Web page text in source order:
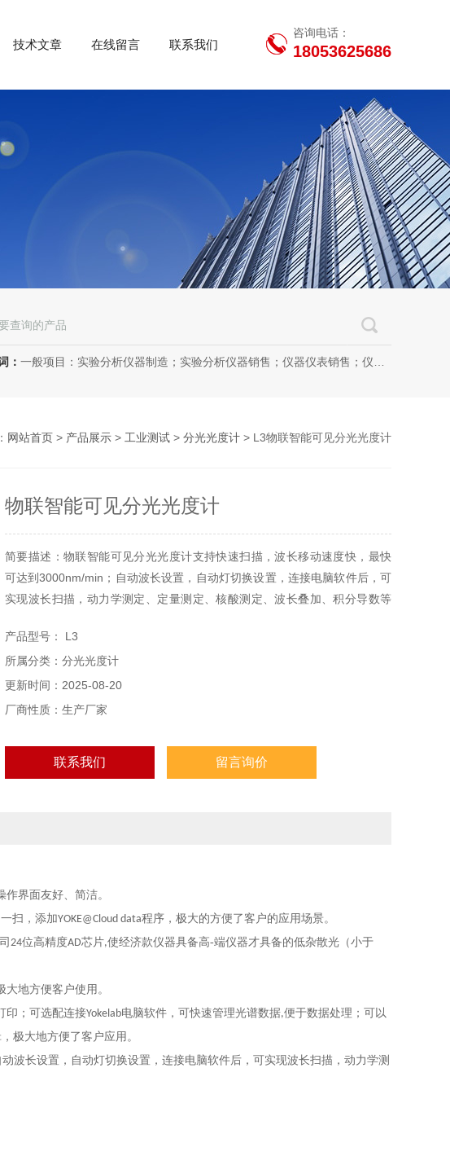
技术文章 在线留言 联系我们
咨询电话：
18053625686
： 一般项目：实验分析仪器制造；实验分析仪器销售；仪器仪表销售；仪器仪表制造；电子测量仪器销售；电子测量仪器制造；电子产品销售；环境保护专用设备制造；环境保护专用设备销售；办公设备销售；办公设备耗材制造；专用设备修理；信息安全设备制造；信息安全设备销售；物联网设备制造；通信设备制造；电子（气）物理设备及其他电子设备制造；技术服务、技术开发、技术咨询、技术交流、技术转让、技术推广；软件开发；光污染治理服务；工程管理服务；电子专用设备制造；教学用模型及教具制造；教学用模型及教具销售；金属材料销售；通讯设备销售；通讯设备修理；五金产品制造；五金产品批发；五金产品零售；五金产品研发；信息咨询服务（不含许可类信息咨询服务）；信息技术咨询服务；物联网设备销售（除依法须经批准的项目外，凭营业执照依法自主开展经营活动）许可项目：房屋建筑和市政基础设施项目工程总承包；互联网平台（依法须经批准的项目，经相关部门批准后方可开展经营活动，具体经营项目以审批结果为准）
网站首页 > 产品展示 > 工业测试 > 分光光度计 > L3物联智能可见分光光度计
物联智能可见分光光度计
简要描述：物联智能可见分光光度计支持快速扫描，波长移动速度快，最快
可达到3000nm/min；自动波长设置，自动灯切换设置，连接电脑软件后，可
实现波长扫描，动力学测定、定量测定、核酸测定、波长叠加、积分导数等
产品型号： L3
所属分类：分光光度计
更新时间：2025-08-20
厂商性质：生产厂家
联系我们 留言询价
界面友好、简洁。
扫，添加YOKE@Cloud data程序，极大的方便了客户的应用场景。
24位高精度AD芯片,使经济款仪器具备高-端仪器才具备的低杂散光（小于
大地方便客户使用。
印；可选配连接Yokelab电脑软件，可快速管理光谱数据,便于数据处理；可以
极大地方便了客户应用。
动波长设置，自动灯切换设置，连接电脑软件后，可实现波长扫描，动力学测